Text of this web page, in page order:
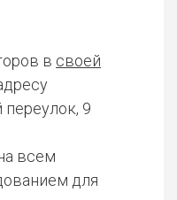
в своей
9
всем
для